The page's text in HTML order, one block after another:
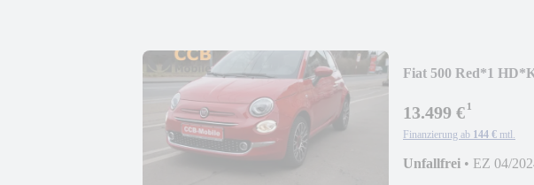
Fiat 500 Red*1
13.499 €¹
Finanzierung ab 144 € mtl.
Unfallfrei • EZ 04/